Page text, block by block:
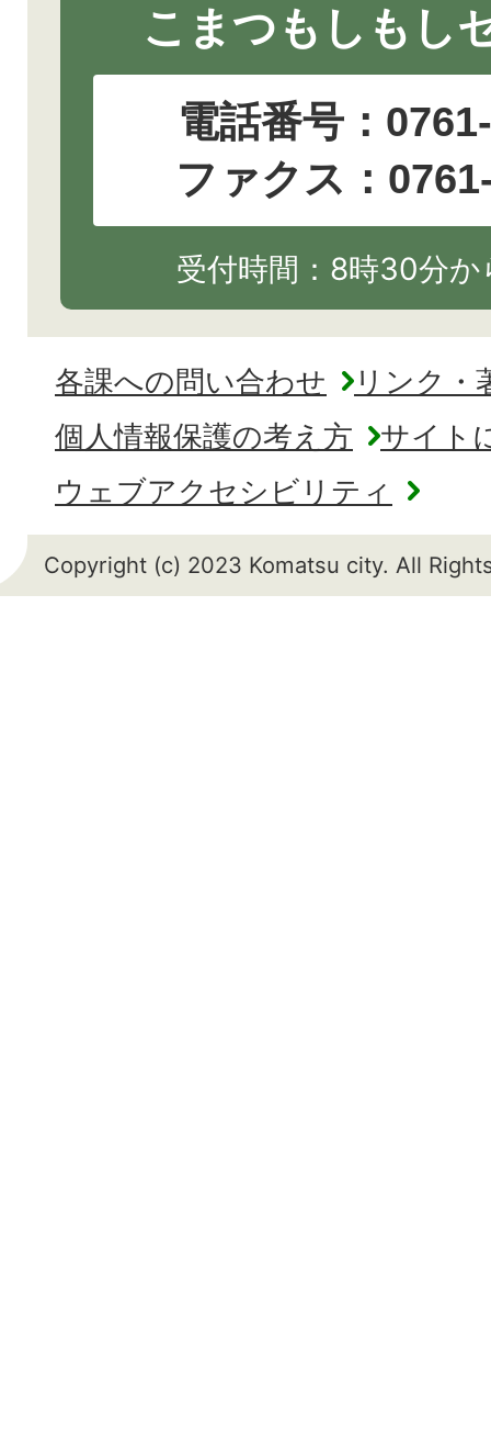
こまつもしもし
電話番号：
ファクス：
受付時間：8時30分
各課への問い合わせ
リンク・
個人情報保護の考え方
サイト
ウェブアクセシビリティ
Copyright (c) 2023 Komatsu city. All